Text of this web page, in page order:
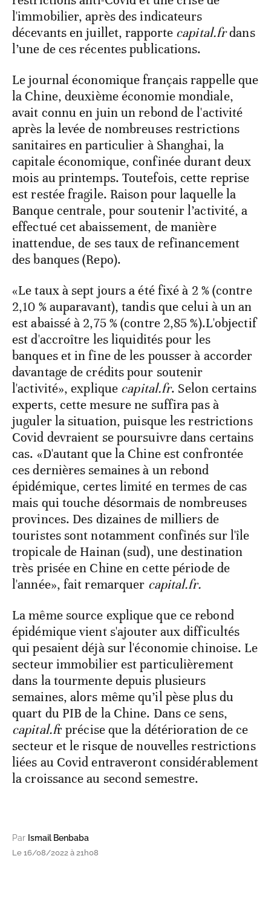
l'immobilier, après des indicateurs
décevants en juillet, rapporte capital.frdans
l’une de ces récentes publications.
Le journal économique français rappelle que
la Chine, deuxième économie mondiale,
avait connu en juin un rebond de l'activité
après la levée de nombreuses restrictions
sanitaires en particulier à Shanghai, la
capitale économique, confinée durant deux
mois au printemps. Toutefois, cette reprise
est restée fragile. Raison pour laquelle la
Banque centrale, pour soutenir l’activité, a
effectué cet abaissement, de manière
inattendue, de ses taux de refinancement
des banques (Repo).
«Le taux à sept jours a été fixé à 2 % (contre
2,10 % auparavant), tandis que celui à un an
est abaissé à 2,75 % (contre 2,85 %).L'objectif
est d'accroître les liquidités pour les
banques et in fine de les pousser à accorder
davantage de crédits pour soutenir
l'activité», explique capital.fr. Selon certains
experts, cette mesure ne suffira pas à
juguler la situation, puisque les restrictions
Covid devraient se poursuivre dans certains
cas. «D'autant que la Chine est confrontée
ces dernières semaines à un rebond
épidémique, certes limité en termes de cas
mais qui touche désormais de nombreuses
provinces. Des dizaines de milliers de
touristes sont notamment confinés sur l'île
tropicale de Hainan (sud), une destination
très prisée en Chine en cette période de
l'année», fait remarquer capital.fr.
La même source explique que ce rebond
épidémique vient s'ajouter aux difficultés
qui pesaient déjà sur l'économie chinoise. Le
secteur immobilier est particulièrement
dans la tourmente depuis plusieurs
semaines, alors même qu’il pèse plus du
quart du PIB de la Chine. Dans ce sens,
capital.fr précise que la détérioration de ce
secteur et le risque de nouvelles restrictions
liées au Covid entraveront considérablement
la croissance au second semestre.
Par Ismail Benbaba
Le 16/08/2022 à 21h08